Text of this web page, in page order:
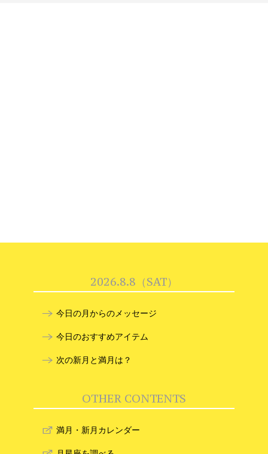
2026.8.8（SAT）
今日の月からのメッセージ
今日のおすすめアイテム
次の新月と満月は？
OTHER CONTENTS
満月・新月カレンダー